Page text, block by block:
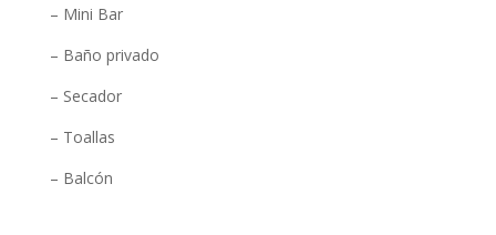
– Mini Bar
– Baño privado
– Secador
– Toallas
– Balcón